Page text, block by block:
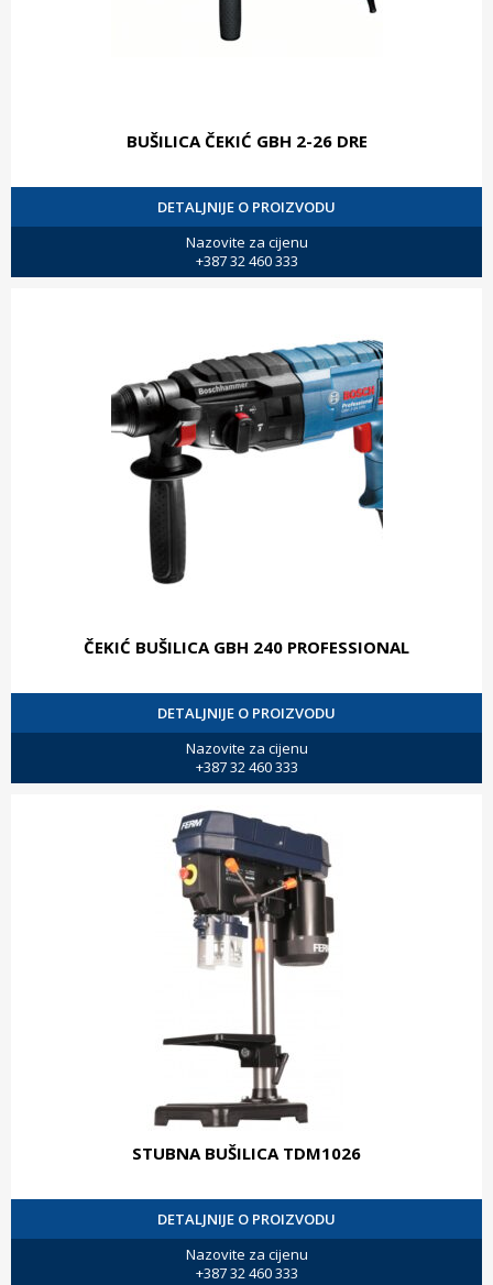
BUŠILICA ČEKIĆ GBH 2-26 DRE
DETALJNIJE O PROIZVODU
Nazovite za cijenu
+387 32 460 333
ČEKIĆ BUŠILICA GBH 240 PROFESSIONAL
DETALJNIJE O PROIZVODU
Nazovite za cijenu
+387 32 460 333
STUBNA BUŠILICA TDM1026
DETALJNIJE O PROIZVODU
Nazovite za cijenu
+387 32 460 333